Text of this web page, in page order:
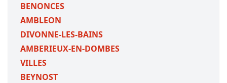
BENONCES
AMBLEON
DIVONNE-LES-BAINS
AMBERIEUX-EN-DOMBES
VILLES
BEYNOST